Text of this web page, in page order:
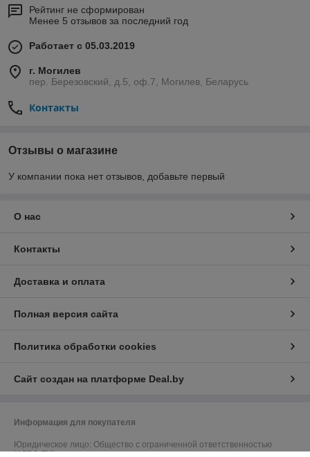
Рейтинг не сформирован
Менее 5 отзывов за последний год
Работает с 05.03.2019
г. Могилев
пер. Березовский, д.5, оф.7, Могилев, Беларусь
Контакты
Отзывы о магазине
У компании пока нет отзывов, добавьте первый
О нас
Контакты
Доставка и оплата
Полная версия сайта
Политика обработки cookies
Сайт создан на платформе Deal.by
Информация для покупателя
Юридическое лицо: Общество с ограниченной ответственностью
"АГРО-ТК"